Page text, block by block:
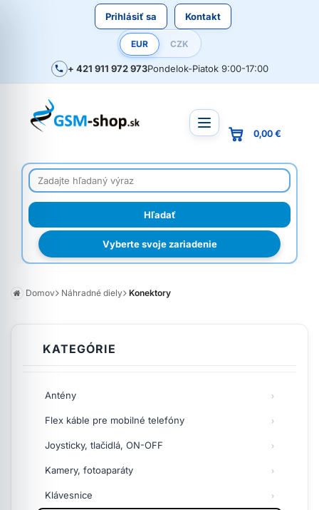
Prihlásiť sa Kontakt
EUR CZK
+ 421 911 972 973Pondelok-Piatok 9:00-17:00
Vyberte svoje zariadenie
0,00 €
Domov Náhradné diely Konektory
KATEGÓRIE
Antény
Flex káble pre mobilné telefóny
Joysticky, tlačidlá, ON-OFF
Kamery, fotoaparáty
Klávesnice